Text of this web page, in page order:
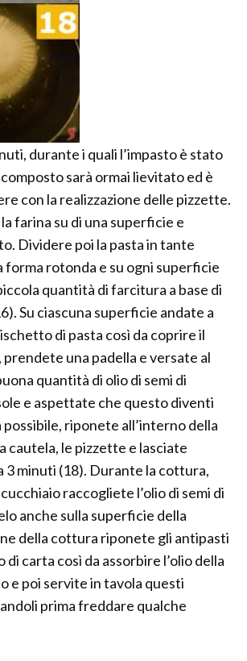
durante i quali l’impasto è stato
sarà ormai lievitato ed è
con la realizzazione delle pizzette.
farina su di una superficie e
Dividere poi la pasta in tante
forma rotonda e su ogni superficie
quantità di farcitura a base di
Su ciascuna superficie andate a
di pasta così da coprire il
una padella e versate al
quantità di olio di semi di
e aspettate che questo diventi
riponete all’interno della
cautela, le pizzette e lasciate
3 minuti (18). Durante la cottura,
raccogliete l’olio di semi di
anche sulla superficie della
della cottura riponete gli antipasti
di carta così da assorbire l’olio della
e poi servite in tavola questi
prima freddare qualche